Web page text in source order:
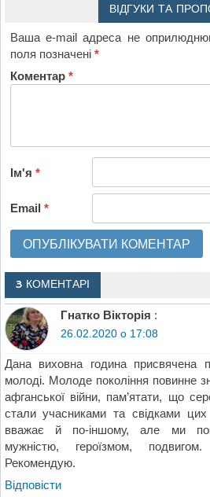
ВІДГУКИ ТА
Ваша e-mail адреса не
поля позначені*
Коментар*
Ім'я*
Email*
3 КОМЕНТАРІ
Гнатко Вікторія :
26.02.2020 о 17:08
Дана виховна година присвячена
молоді. Молоде покоління повинне
афганської війни, пам’ятати, що
стали учасниками та свідками
вважає й по-іншому, але ми
мужністю, героїзмом,
Рекомендую.
Відповіcти